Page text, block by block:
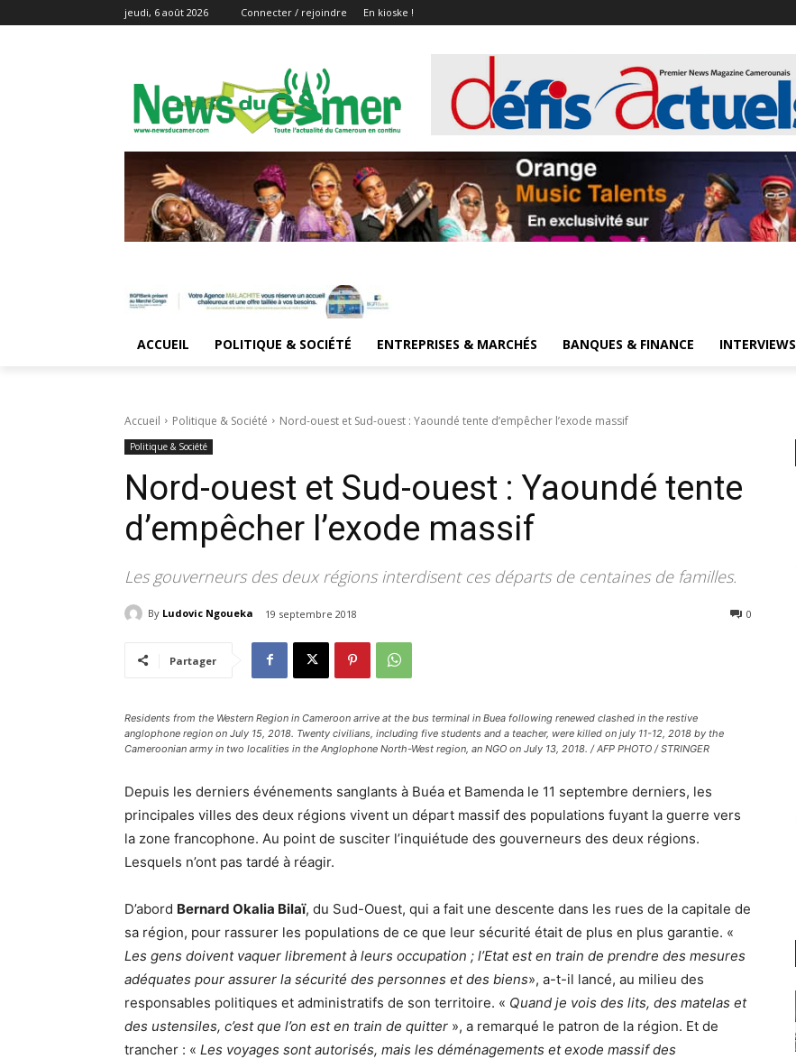
jeudi, 6 août 2026 Connecter / rejoindre En kioske !
ACCUEIL POLITIQUE & SOCIÉTÉ ENTREPRISES & MARCHÉS BANQUES & FINANCE INTERVIEWS
Accueil Politique & Société Nord-ouest et Sud-ouest : Yaoundé tente d’empêcher l’exode massif
Politique & Société
Nord-ouest et Sud-ouest : Yaoundé tente
d’empêcher l’exode massif
Les gouverneurs des deux régions interdisent ces départs de centaines de familles.
By Ludovic Ngoueka 19 septembre 2018 0
Partager
Residents from the Western Region in Cameroon arrive at the bus terminal in Buea following renewed clashed in the restive
anglophone region on July 15, 2018. Twenty civilians, including five students and a teacher, were killed on july 11-12, 2018 by the
Cameroonian army in two localities in the Anglophone North-West region, an NGO on July 13, 2018. / AFP PHOTO / STRINGER
Depuis les derniers événements sanglants à Buéa et Bamenda le 11 septembre derniers, les
principales villes des deux régions vivent un départ massif des populations fuyant la guerre vers
la zone francophone. Au point de susciter l’inquiétude des gouverneurs des deux régions.
Lesquels n’ont pas tardé à réagir.
D’abord Bernard Okalia Bilaï, du Sud-Ouest, qui a fait une descente dans les rues de la capitale de
sa région, pour rassurer les populations de ce que leur sécurité était de plus en plus garantie. «
Les gens doivent vaquer librement à leurs occupation ; l’Etat est en train de prendre des mesures
adéquates pour assurer la sécurité des personnes et des biens», a-t-il lancé, au milieu des
responsables politiques et administratifs de son territoire. « Quand je vois des lits, des matelas et
des ustensiles, c’est que l’on est en train de quitter », a remarqué le patron de la région. Et de
trancher : « Les voyages sont autorisés, mais les déménagements et exode massif des